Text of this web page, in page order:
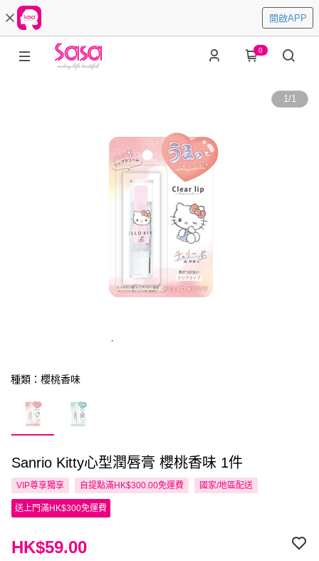
開啟APP
0
1/1
種類：櫻桃香味
Sanrio Kitty心型潤唇膏 櫻桃香味 1件
VIP尊享獨享 自提點滿HK$300.00免運費 國家/地區配送
送上門滿HK$300免運費
HK$59.00